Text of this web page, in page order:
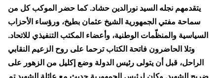
يتقدمهم نجله السيد نورالدين حشاد. كما حضر الموكب كل من
سماحة مفتي الجمهورية الشيخ عثمان بطيخ، ورؤساء الأحزاب
السياسية والمنظّمات الوطنية، وأعضاء المكتب التنفيذي للاتحاد.
وتلا الحاضرون فاتحة الكتاب ترحما على روح الزعيم النقابي
الراحل، قبل أن يتولى رئيس الدولة وضع إكليل من الزهور على